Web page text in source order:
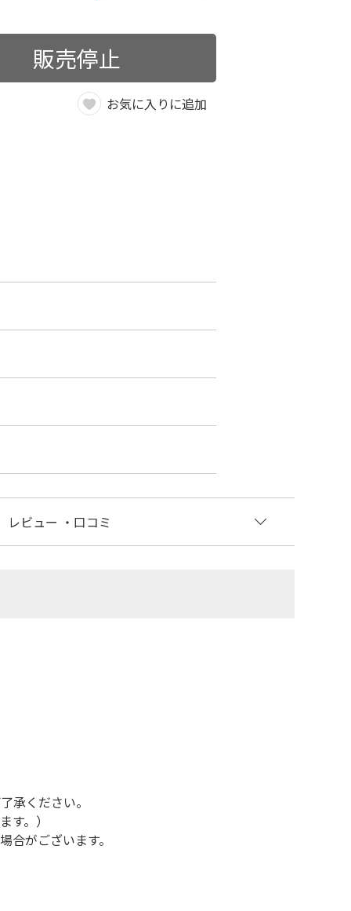
販売停止
お気に入りに追加
レビュー ・口コミ
承ください。
。）
がございます。